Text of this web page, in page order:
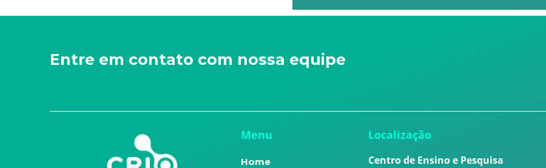
Entre em contato com nossa equipe
Menu
Home
Localização
Centro de Ensino e Pesquisa